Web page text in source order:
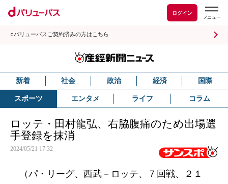
ログイン
dバリューパスご契約済みの方はこちら
新着 社会 政治 経済 国際
スポーツ エンタメ ライフ コラム
ロッテ・田村龍弘、右脇腹痛のため出場選
手登録を抹消
2024/05/21 17:32
（パ・リーグ、西武－ロッテ、７回戦、２１